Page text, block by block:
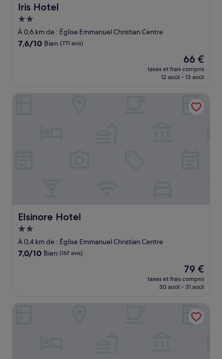
Iris Hotel
Iris Hotel
Hébergement
2.0 étoiles
À 0,6 km de : Église Emmanuel Christian Centre
7.6
7,6/10 Bien (771 avis)
Le
nouveau
prix
de
66 €
66 €
taxes et frais compris
12 août - 13 août
Elsinore Hotel
Elsinore Hotel
Hébergement
2.0 étoiles
À 0,4 km de : Église Emmanuel Christian Centre
7.0
7,0/10 Bien (167 avis)
Le
nouveau
prix
de
79 €
79 €
taxes et frais compris
30 août - 31 août